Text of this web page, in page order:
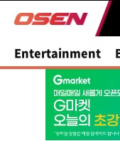
Entertainment